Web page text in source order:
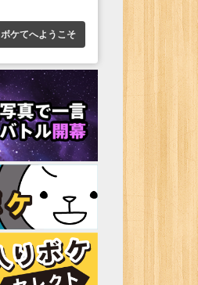
ボケてへようこそ